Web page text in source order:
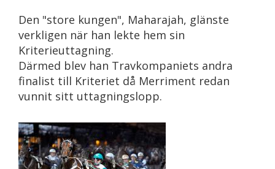
Den "store kungen", Maharajah, glänste
verkligen när han lekte hem sin
Kriterieuttagning.
Därmed blev han Travkompaniets andra
finalist till Kriteriet då Merriment redan
vunnit sitt uttagningslopp.